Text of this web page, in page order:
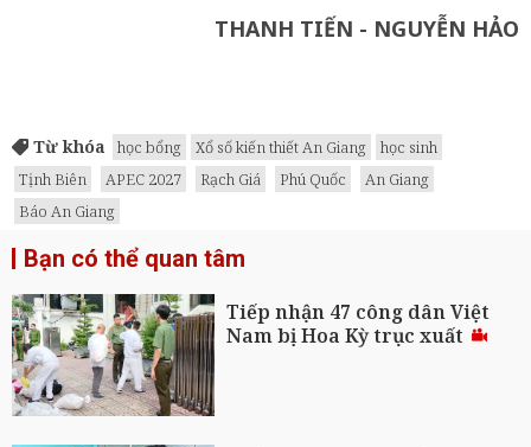
THANH TIẾN - NGUYỄN HẢO
Từ khóa học bổng Xổ số kiến thiết An Giang
học sinh
Tịnh Biên
APEC 2027 Rạch Giá Phú Quốc
An Giang
Báo An Giang
Bạn có thể quan tâm
Tiếp nhận 47 công dân Việt
Nam bị Hoa Kỳ trục xuất